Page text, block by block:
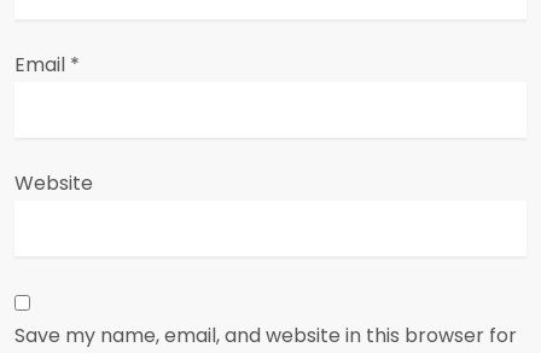
Email *
Website
Save my name, email, and website in this browser for